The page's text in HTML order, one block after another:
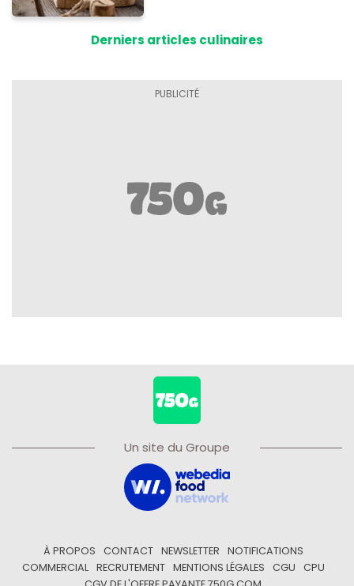
Derniers articles culinaires
Un site du Groupe
À PROPOS CONTACT NEWSLETTER
NOTIFICATIONS
COMMERCIAL
RECRUTEMENT MENTIONS LÉGALES CGU
CPU